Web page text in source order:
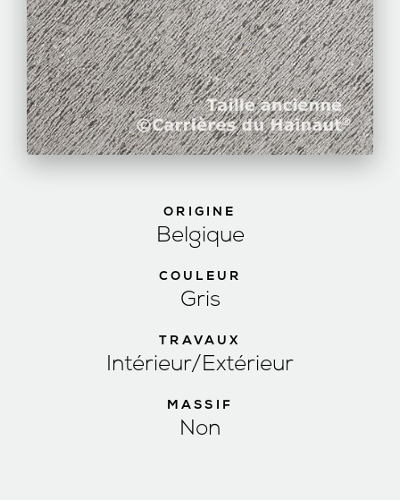
ORIGINE
Belgique
COULEUR
Gris
TRAVAUX
Intérieur/Extérieur
MASSIF
Non